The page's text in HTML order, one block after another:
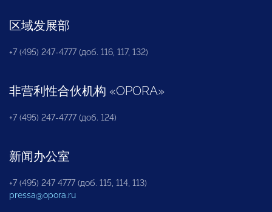
区域发展部
+7 (495) 247-4777 (доб. 116, 117, 132)
非营利性合伙机构 «OPORA»
+7 (495) 247-4777 (доб. 124)
新闻办公室
+7 (495) 247 4777 (доб. 115, 114, 113)
pressa@opora.ru